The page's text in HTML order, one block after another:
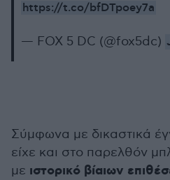
https://t.co/bfDTpoey7a
— FOX 5 DC (@fox5dc)
Σύμφωνα με δικαστικά
είχε και στο παρελθόν
με ιστορικό βίαιων